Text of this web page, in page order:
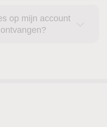
op mijn account